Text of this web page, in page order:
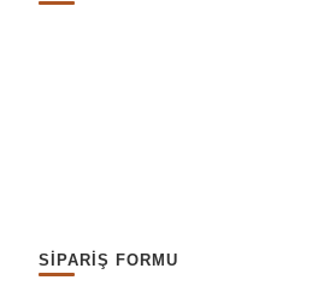
SİPARİŞ FORMU